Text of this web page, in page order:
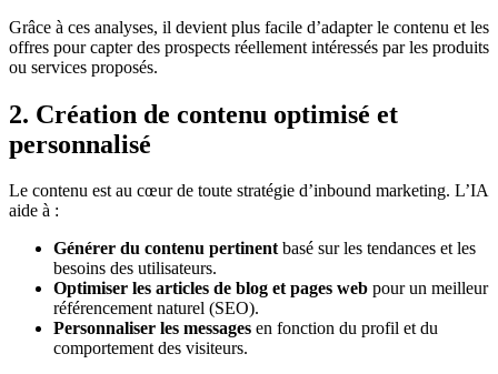
Grâce à ces analyses, il devient plus facile d’adapter le contenu et les
offres pour capter des prospects réellement intéressés par les produits
ou services proposés.
2. Création de contenu optimisé et
personnalisé
Le contenu est au cœur de toute stratégie d’inbound marketing. L’IA
aide à :
Générer du contenu pertinentbasé sur les tendances et les
besoins des utilisateurs.
Optimiser les articles de blog et pages web pour un meilleur
référencement naturel (SEO).
Personnaliser les messages en fonction du profil et du
comportement des visiteurs.